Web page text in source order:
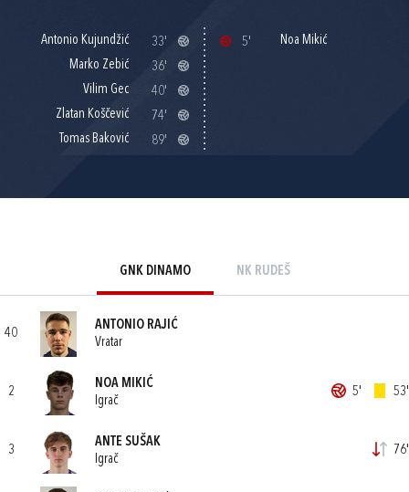
Antonio Kujundžić
33'
Marko Zebić
36'
Vilim Gec
40'
Zlatan Koščević
74'
Tomas Baković
89'
5' Noa Mikić
GNK DINAMO NK RUDEŠ
40
ANTONIO RAJIĆ
Vratar
2
NOA MIKIĆ
Igrač
5' 53'
3
ANTE SUŠAK
Igrač
76'